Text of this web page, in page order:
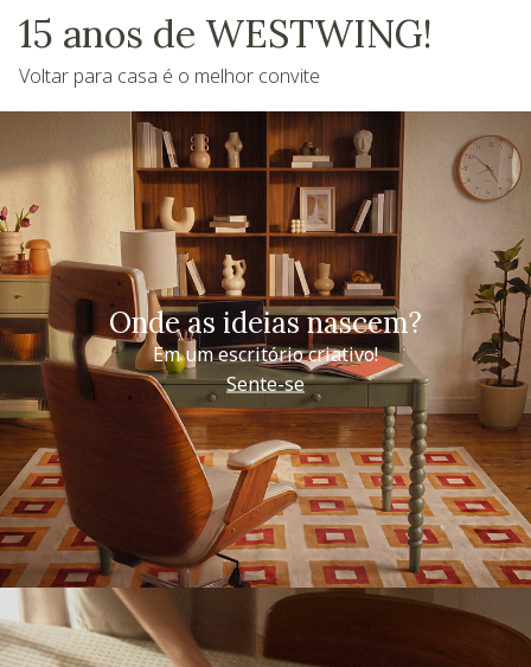
15 anos de WESTWING!
Voltar para casa é o melhor convite
Onde as ideias nascem?
Em um escritório criativo!
Sente-se